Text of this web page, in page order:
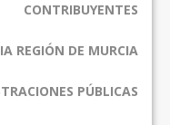
CONTRIBUYENTES
REGIÓN DE MURCIA
PÚBLICAS